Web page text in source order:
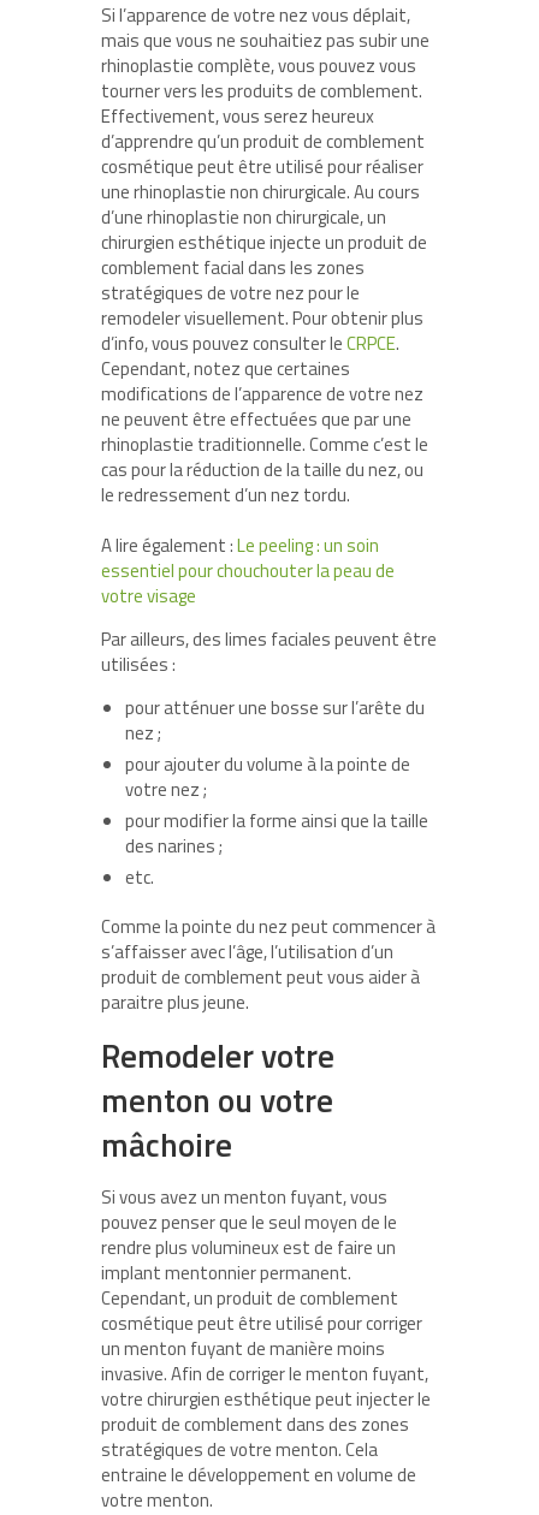
Si l’apparence de votre nez vous déplait,
mais que vous ne souhaitiez pas subir une
rhinoplastie complète, vous pouvez vous
tourner vers les produits de comblement.
Effectivement, vous serez heureux
d’apprendre qu’un produit de comblement
cosmétique peut être utilisé pour réaliser
une rhinoplastie non chirurgicale. Au cours
d’une rhinoplastie non chirurgicale, un
chirurgien esthétique injecte un produit de
comblement facial dans les zones
stratégiques de votre nez pour le
remodeler visuellement. Pour obtenir plus
d’info, vous pouvez consulter leCRPCE.
Cependant, notez que certaines
modifications de l’apparence de votre nez
ne peuvent être effectuées que par une
rhinoplastie traditionnelle. Comme c’est le
cas pour la réduction de la taille du nez, ou
le redressement d’un nez tordu.
A lire également :Le peeling : un soin
essentiel pour chouchouter la peau de
votre visage
Par ailleurs, des limes faciales peuvent être
utilisées :
pour at​ténuer une bosse sur l’arête du
nez ;
pour ajouter du volume à la pointe de
votre nez ;
pour modifier la forme ainsi que la taille
des narines ;
etc.
Comme la pointe du nez peut commencer à
s’affaisser avec l’âge, l’utilisation d’un
produit de comblement peut vous aider à
paraitre plus jeune.
Remodeler votre
menton ou votre
mâchoire
Si vous avez un menton fuyant, vous
pouvez penser que le seul moyen de le
rendre plus volumineux est de faire un
implant mentonnier permanent.
Cependant, un produit de comblement
cosmétique peut être utilisé pour corriger
un menton fuyant de manière moins
invasive. Afin de corriger le menton fuyant,
votre chirurgien esthétique peut injecter le
produit de comblement dans des zones
stratégiques de votre menton. Cela
entraine le développement en volume de
votre menton.